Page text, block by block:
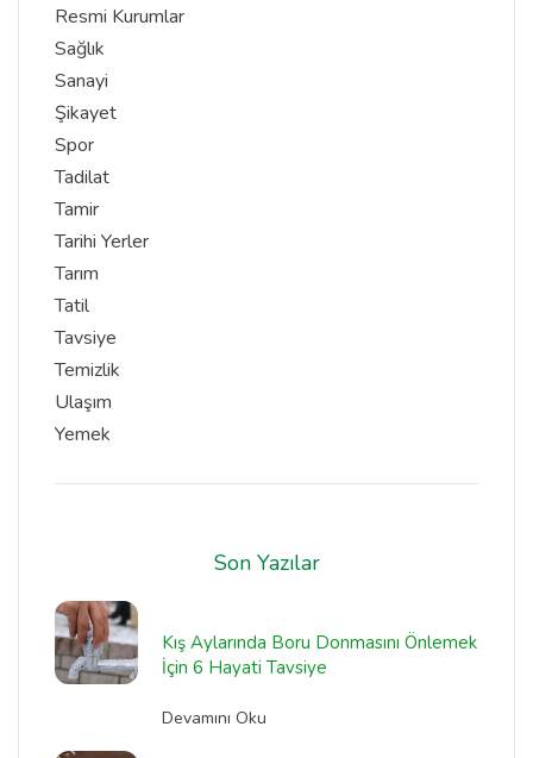
Resmi Kurumlar
Sağlık
Sanayi
Şikayet
Spor
Tadilat
Tamir
Tarihi Yerler
Tarım
Tatil
Tavsiye
Temizlik
Ulaşım
Yemek
Son Yazılar
Kış Aylarında Boru Donmasını Önlemek
İçin 6 Hayati Tavsiye
Devamını Oku